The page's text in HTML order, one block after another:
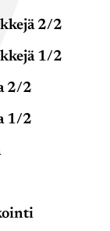
2/2
1/2
2/2
1/2